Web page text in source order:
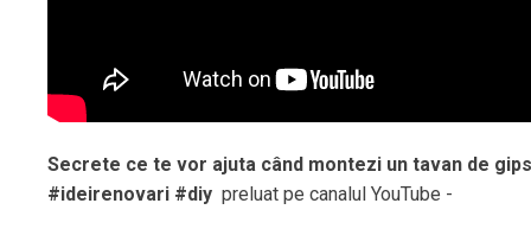
Secrete ce te vor ajuta când montezi un tavan de
#ideirenovari #diy preluat pe canalul YouTube -